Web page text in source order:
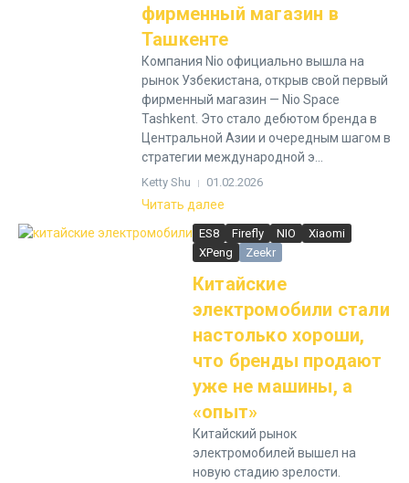
фирменный магазин в
Ташкенте
Компания Nio официально вышла на
рынок Узбекистана, открыв свой первый
фирменный магазин — Nio Space
Tashkent. Это стало дебютом бренда в
Центральной Азии и очередным шагом в
стратегии международной э...
Ketty Shu 01.02.2026
Читать далее
ES8 Firefly NIO
Xiaomi
XPeng
Zeekr
Китайские
электромобили стали
настолько хороши,
что бренды продают
уже не машины, а
«опыт»
Китайский рынок
электромобилей вышел на
новую стадию зрелости.